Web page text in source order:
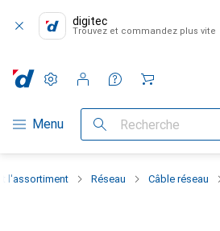
digitec
Trouvez et commandez plus vite
Navigation par catégorie
Menu Recherche
Paramètres
Compte client
Listes de comparaison
Listes d'envies
Panier
l'assortiment Réseau Câble réseau